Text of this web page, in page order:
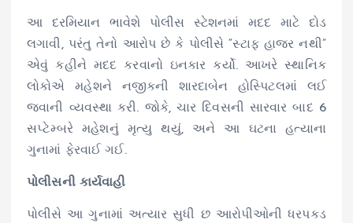
આ દરમિયાન ભાવેશે પોલીસ સ્ટેશનમાં મદદ માટે દોડ
લગાવી, પરંતુ તેનો આરોપ છે કે પોલીસે “સ્ટાફ હાજર નથી”
એવું કહીને મદદ કરવાનો ઇનકાર કર્યો. આખરે સ્થાનિક
લોકોએ મહેશને નજીકની શારદાબેન હોસ્પિટલમાં લઈ
જવાની વ્યવસ્થા કરી. જોકે, ચાર દિવસની સારવાર બાદ 6
સપ્ટેમ્બરે મહેશનું મૃત્યુ થયું, અને આ ઘટના હત્યાના
ગુનામાં ફેરવાઈ ગઈ.
પોલીસની કાર્યવાહી
પોલીસે આ ગુનામાં અત્યાર સુધી છ આરોપીઓની ધરપકડ